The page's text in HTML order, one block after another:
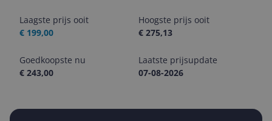
Laagste prijs ooit
€ 199,00
Hoogste prijs ooit
€ 275,13
Goedkoopste nu
€ 243,00
Laatste prijsupdate
07-08-2026